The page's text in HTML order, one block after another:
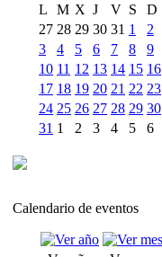
L
M X J V S
D
27 28 29 30 31 1
2
3
4 5 6 7 8
9
10 11 12 13 14 15 16
17 18 19 20 21 22 23
24 25 26 27 28 29 30
31 1 2 3 4 5 6
Calendario de eventos